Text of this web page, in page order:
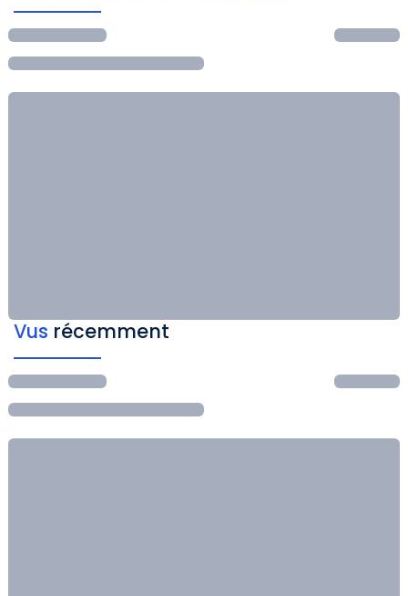
Vus récemment